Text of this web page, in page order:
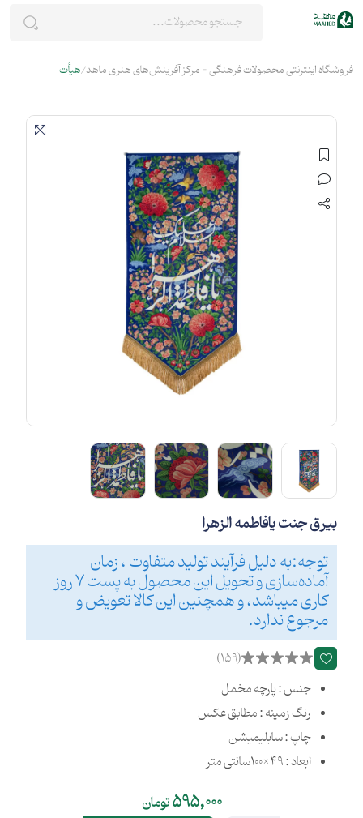
فروشگاه اینترنتی محصولات فرهنگی - مرکز آفرینش‌های هنری ماهد هیأت
بیرق جنت یافاطمه الزهرا
توجه:به دلیل فرآیند تولید متفاوت ، زمان
آماده‌سازی و تحویل این محصول به پست 7 روز
کاری میباشد، و همچنین این کالا تعویض و
مرجوع ندارد.
(159)
جنس : پارچه مخمل
رنگ زمینه : مطابق عکس
چاپ : سابلیمیشن
ابعاد : 49×100سانتی متر
595,000تومان